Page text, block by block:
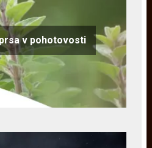
v pohotovosti